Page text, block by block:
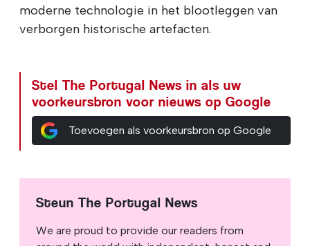
moderne technologie in het blootleggen van
verborgen historische artefacten.
Stel The Portugal News in als uw
voorkeursbron voor nieuws op Google
Toevoegen als voorkeursbron op Google
Steun The Portugal News
We are proud to provide our readers from